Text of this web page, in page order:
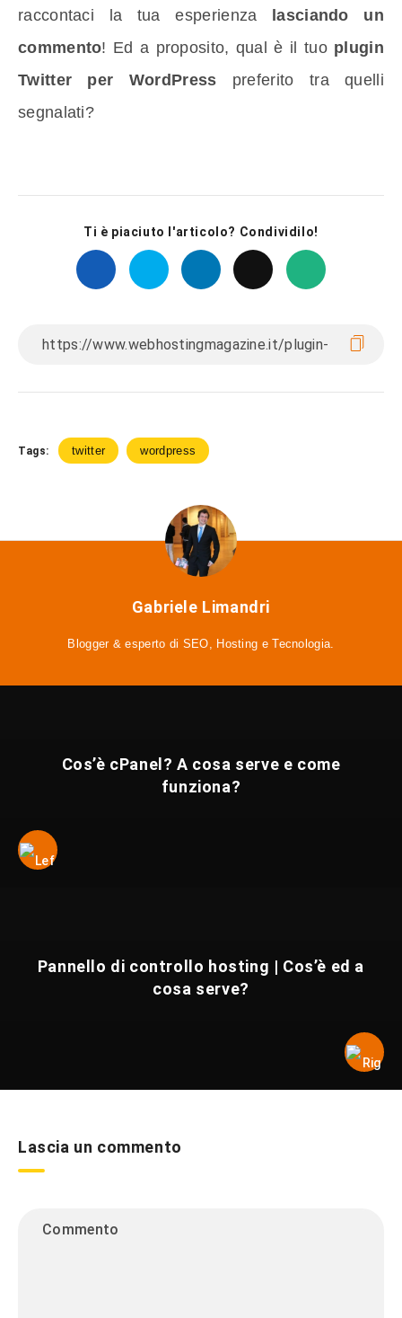
raccontaci la tua esperienza lasciando un
commento! Ed a proposito, qual è il tuo plugin
Twitter per WordPress preferito tra quelli
segnalati?
Ti è piaciuto l'articolo? Condividilo!
Tags: twitter wordpress
Gabriele Limandri
Blogger & esperto di SEO, Hosting e Tecnologia.
Cos’è cPanel? A cosa serve e come
funziona?
Pannello di controllo hosting | Cos’è ed a
cosa serve?
Lascia un commento